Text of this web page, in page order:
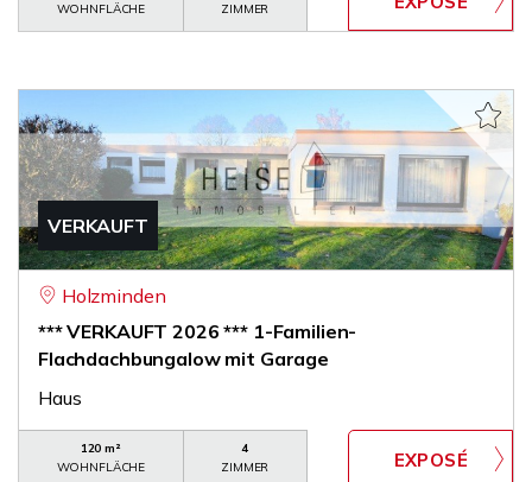
WOHNFLÄCHE
ZIMMER
VERKAUFT
Holzminden
*** VERKAUFT 2026 *** 1-Familien-
Flachdachbungalow mit Garage
Haus
120 m²
WOHNFLÄCHE
4
ZIMMER